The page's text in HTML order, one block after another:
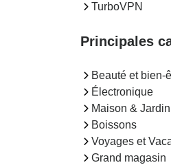
TurboVPN
Principales
Beauté et bien-
Électronique
Maison & Jardin
Boissons
Voyages et
Grand magasin